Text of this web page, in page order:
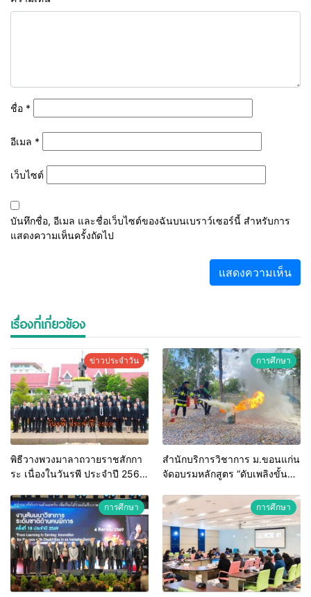
ชื่อ *
อีเมล *
เว็บไซต์
บันทึกชื่อ, อีเมล และชื่อเว็บไซต์ของฉันบนเบราว์เซอร์นี้ สำหรับการ
แสดงความเห็นครั้งถัดไป
เรื่องที่เกี่ยวข้อง
ข่าวประจำวัน
พิธีวางพวงมาลาถวายราชสักกา
ระ เนื่องในวันรพี ประจำปี 2569
เพื่อเชื่อมความสัมพันธ์อันดีของ
หน่วยงานในกระบวนการ
ยุติธรรม
การศึกษา
สำนักบริการวิชาการ ม.ขอนแก่น
จัดอบรมหลักสูตร “ดับเพลิงขั้น
ท้องถิ่นรับมืออัคคีภัยตาม
มาตรฐานสากล
การศึกษา การศึกษา